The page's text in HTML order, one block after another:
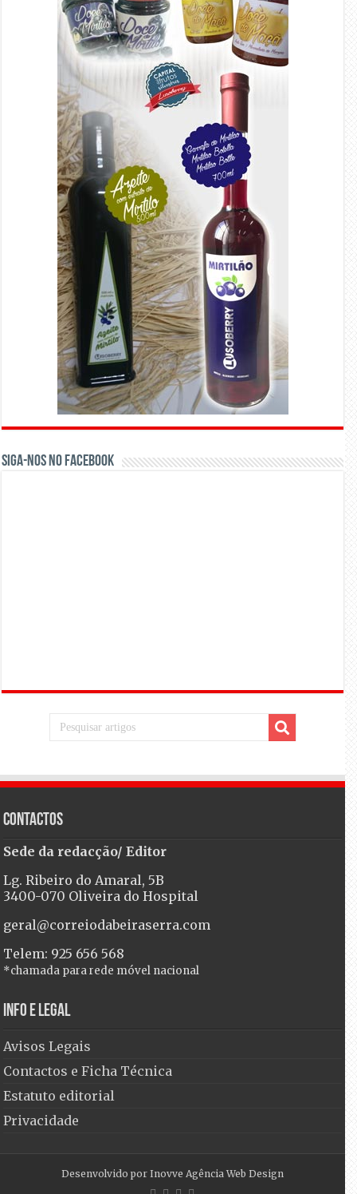
Siga-nos no Facebook
Contactos
Sede da redacção/ Editor
Lg. Ribeiro do Amaral, 5B
3400-070 Oliveira do Hospital
geral@correiodabeiraserra.com
Telem: 925 656 568
*chamada para rede móvel nacional
Info e Legal
Avisos Legais
Contactos e Ficha Técnica
Estatuto editorial
Privacidade
Desenvolvido por Inovve Agência Web Design